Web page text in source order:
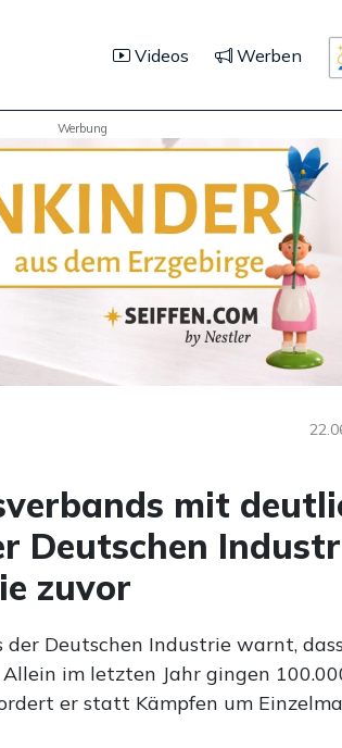
Videos Werben
Werbung
mit
Deutschen
zuvor
der Deutschen Industrie warnt,
im letzten Jahr gingen
er statt Kämpfen um